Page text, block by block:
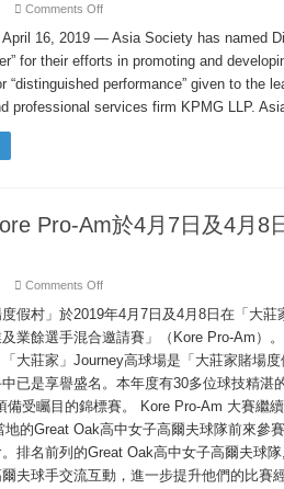
Comments Offon
Society
Names
Discover,
BuzzFeed,
and
KPMG
as
in
2019
April 16, 2019 — Asia Society has named
for their efforts in promoting and
“distinguished performance” given to the
professional services firm KPMG LLP.
Pro-Am於4月7日及4月8
Comments Offon
13
屆
Kore
Pro-
Am
於
4
月
7
及
4
度假村」於2019年4月7日及4月8日在「大
業餘選手混合邀請賽」（Kore Pro-Am）
大莊家」Journey高球場是「大莊家賭場
已是享譽盛名。本年度有30多位球技精湛
備受矚目的錦標賽。 Kore Pro-Am 大賽繼
地的Great Oak高中女子高爾夫球隊前來參
排名前列的Great Oak高中女子高爾夫球
夫球手交流互動，進一步提升他們的比賽